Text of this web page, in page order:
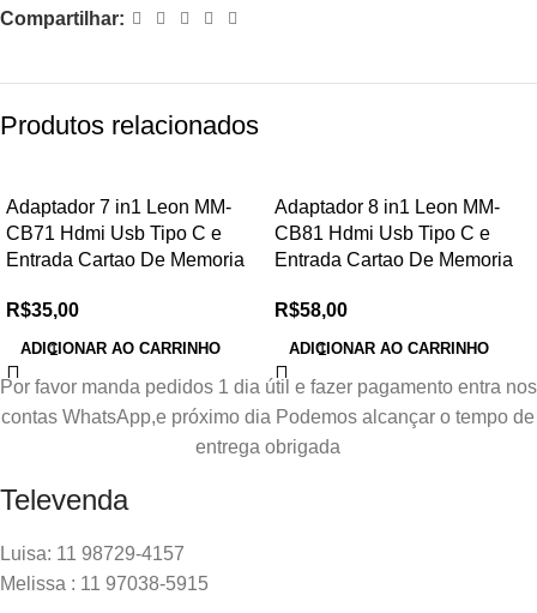
Compartilhar:
Produtos relacionados
Adaptador 7 in1 Leon MM-
CB71 Hdmi Usb Tipo C e
Entrada Cartao De Memoria
R$35,00
ADICIONAR AO CARRINHO
Adaptador 8 in1 Leon MM-
CB81 Hdmi Usb Tipo C e
Entrada Cartao De Memoria
R$58,00
ADICIONAR AO CARRINHO
Por favor manda pedidos 1 dia útil e fazer pagamento entra nos
contas WhatsApp,e próximo dia Podemos alcançar o tempo de
entrega obrigada
Televenda
Luisa: 11 98729-4157
Melissa : 11 97038-5915